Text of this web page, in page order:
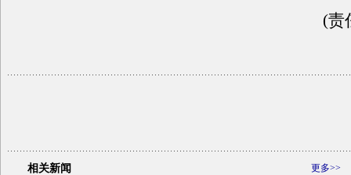
(责
更多>>
相关新闻